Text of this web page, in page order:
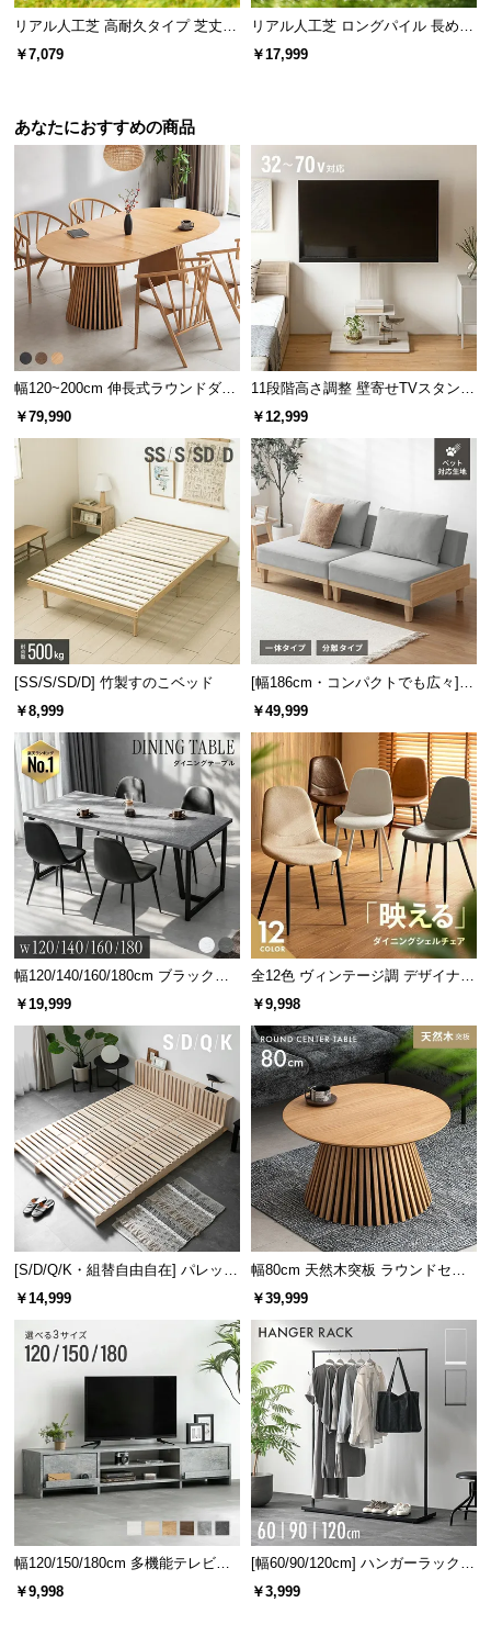
リアル人工芝 高耐久タイプ 芝丈20
mm 1×5m 防草シート付（自然な見
た目追求・U字ピン）
￥7,079
リアル人工芝 ロングパイル 長めで
ふかふかの質感 芝丈40mm 2×10m
￥17,999
あなたにおすすめの商品
幅120~200cm 伸長式ラウンドダイ
ニングテーブル 6人掛け 天然木突
￥79,990
11段階高さ調整 壁寄せTVスタンド
キャスター付き 上下左右角度調節
￥12,999
[SS/S/SD/D] 竹製すのこベッド
￥8,999
[幅186cm・コンパクトでも広々] 3
人掛けソファベッド リクライニン
￥49,999
幅120/140/160/180cm ブラックフ
レーム ダイニング 大理石調 4人掛
￥19,999
全12色 ヴィンテージ調 デザイナー
ズシェルチェア
￥9,998
[S/D/Q/K・組替自由自在] パレット
ベッド 8/12/16枚セット
￥14,999
幅80cm 天然木突板 ラウンドセン
ターテーブル 美しい格子デザイン
￥39,999
幅120/150/180cm 多機能テレビボ
ード 木目/石目調 オープン収納・
￥9,998
[幅60/90/120cm] ハンガーラック
スチール 4段階高さ調節 サイドフ
￥3,999